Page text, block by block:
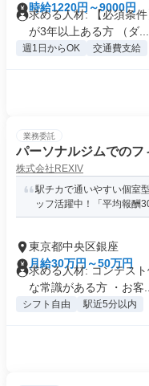
時給1220円～9000円
求める人材: 【必須条
が3年以上ある方 （ダ...
週1日からOK 交通費支給
業務委託
パーソナルジムでの
株式会社REXIV
駅チカで通いやすい個室
ッフ活躍中！「平均報酬
東京都中央区銀座
月給30万円～50万円
求める人材: コンテス
な常識がある方 ・お客...
シフト自由 駅近5分以内